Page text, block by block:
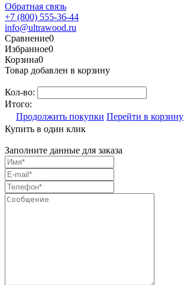
Обратная связь
+7 (800) 555-36-44
info@ultrawood.ru
Сравнение0
Избранное0
Корзина0
Товар добавлен в корзину
Кол-во:
Итого:
Продолжить покупки Перейти в корзину
Купить в один клик
Заполните данные для заказа